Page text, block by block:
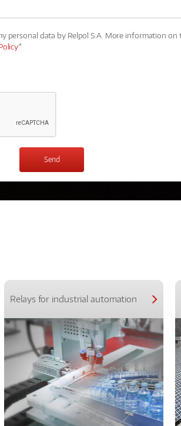
personal data by Relpol S.A. More information on
*
Relays for industrial automation